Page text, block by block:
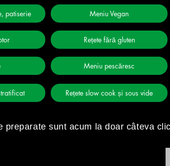
patiserie Meniu Vegan
Rețete fără gluten
Meniu pescăresc
Rețete slow cook și sous vide
preparate sunt acum la doar câteva